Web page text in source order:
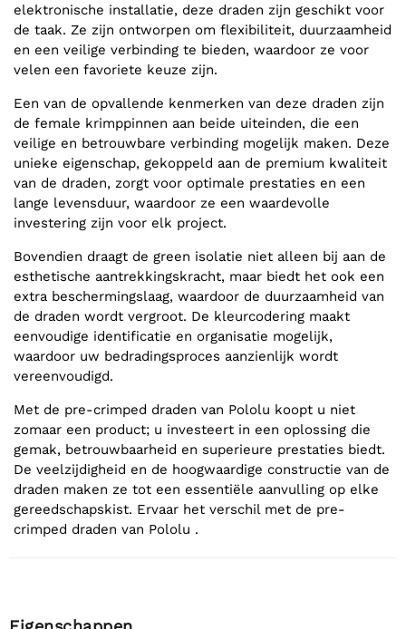
elektronische installatie, deze draden zijn geschikt voor
de taak. Ze zijn ontworpen om flexibiliteit, duurzaamheid
en een veilige verbinding te bieden, waardoor ze voor
velen een favoriete keuze zijn.
Een van de opvallende kenmerken van deze draden zijn
de female krimppinnen aan beide uiteinden, die een
veilige en betrouwbare verbinding mogelijk maken. Deze
unieke eigenschap, gekoppeld aan de premium kwaliteit
van de draden, zorgt voor optimale prestaties en een
lange levensduur, waardoor ze een waardevolle
investering zijn voor elk project.
Bovendien draagt de green isolatie niet alleen bij aan de
esthetische aantrekkingskracht, maar biedt het ook een
extra beschermingslaag, waardoor de duurzaamheid van
de draden wordt vergroot. De kleurcodering maakt
eenvoudige identificatie en organisatie mogelijk,
waardoor uw bedradingsproces aanzienlijk wordt
vereenvoudigd.
Met de pre-crimped draden van Pololu koopt u niet
zomaar een product; u investeert in een oplossing die
gemak, betrouwbaarheid en superieure prestaties biedt.
De veelzijdigheid en de hoogwaardige constructie van de
draden maken ze tot een essentiële aanvulling op elke
gereedschapskist. Ervaar het verschil met de pre-
crimped draden van Pololu .